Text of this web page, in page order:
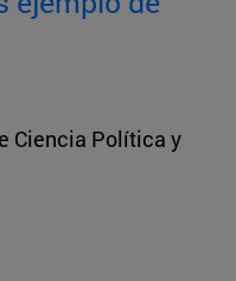
Ciencia Política y